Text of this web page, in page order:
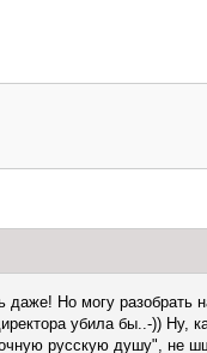
Но могу
убила бы..-)) Ну,
русскую душу",